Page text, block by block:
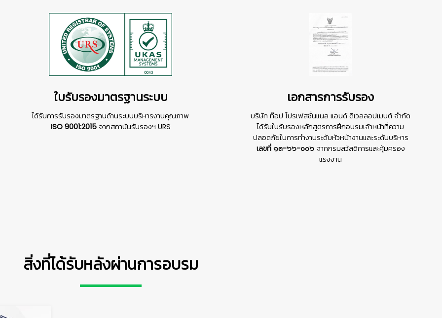
ใบรับรองมาตรฐานระบบ
ได้รับการรับรองมาตรฐานด้านระบบบริหารงานคุณภาพ
ISO 9001:2015 จากสถาบันรับรองฯ URS
เอกสารการรับรอง
บริษัท ท๊อป โปรเฟสชั่นแนล แอนด์ ดีเวลลอปเมนต์ จํากัด
ได้รับใบรับรองหลักสูตรการฝึกอบรมเจ้าหน้าที่ความ
ปลอดภัยในการทำงานระดับหัวหน้างานและระดับบริหาร
เลขที่ ๑๓-๖๖-๐๐๖ จากกรมสวัสดิการและคุ้มครอง
แรงงาน
สิ่งที่ได้รับหลังผ่านการอบรม